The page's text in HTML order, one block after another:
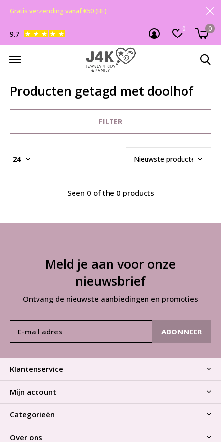
0 0
9.7
Gratis verzending vanaf €50 (BE)
Producten getagd met doolhof
FILTER
Seen 0 of the 0 products
Meld je aan voor onze
nieuwsbrief
Ontvang de nieuwste aanbiedingen en promoties
ABONNEER
Klantenservice
Mijn account
Categorieën
Over ons